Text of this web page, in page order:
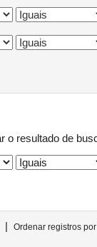
o resultado de
| Ordenar registros por